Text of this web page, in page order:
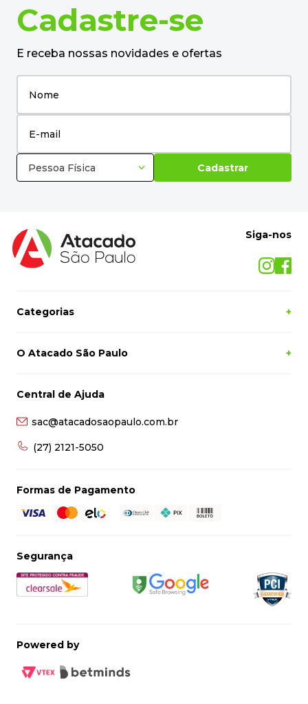
Cadastre-se
E receba nossas novidades e ofertas
Pessoa Física Cadastrar
Siga-nos
Categorias +
O Atacado São Paulo +
Central de Ajuda
sac@atacadosaopaulo.com.br
(27) 2121-5050
Formas de Pagamento
Segurança
Powered by